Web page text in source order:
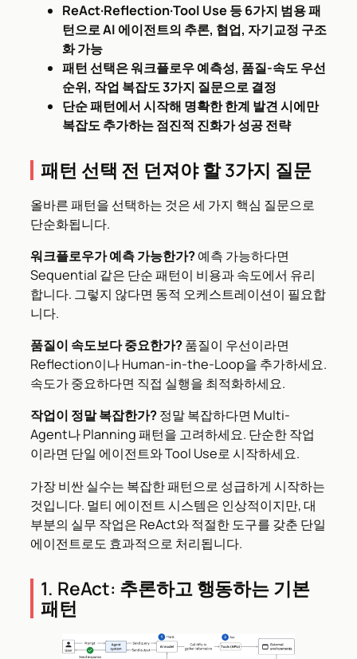
ReAct·Reflection·Tool Use 등 6가지 범용 패
턴으로 AI 에이전트의 추론, 협업, 자기교정 구조
화 가능
패턴 선택은 워크플로우 예측성, 품질-속도 우선
순위, 작업 복잡도 3가지 질문으로 결정
단순 패턴에서 시작해 명확한 한계 발견 시에만
복잡도 추가하는 점진적 진화가 성공 전략
패턴 선택 전 던져야 할 3가지 질문
올바른 패턴을 선택하는 것은 세 가지 핵심 질문으로
단순화됩니다.
워크플로우가 예측 가능한가?예측 가능하다면
Sequential 같은 단순 패턴이 비용과 속도에서 유리
합니다. 그렇지 않다면 동적 오케스트레이션이 필요합
니다.
품질이 속도보다 중요한가?품질이 우선이라면
Reflection이나 Human-in-the-Loop을 추가하세요.
속도가 중요하다면 직접 실행을 최적화하세요.
작업이 정말 복잡한가?정말 복잡하다면 Multi-
Agent나 Planning 패턴을 고려하세요. 단순한 작업
이라면 단일 에이전트와 Tool Use로 시작하세요.
가장 비싼 실수는 복잡한 패턴으로 성급하게 시작하는
것입니다. 멀티 에이전트 시스템은 인상적이지만, 대
부분의 실무 작업은 ReAct와 적절한 도구를 갖춘 단일
에이전트로도 효과적으로 처리됩니다.
1. ReAct: 추론하고 행동하는 기본
패턴